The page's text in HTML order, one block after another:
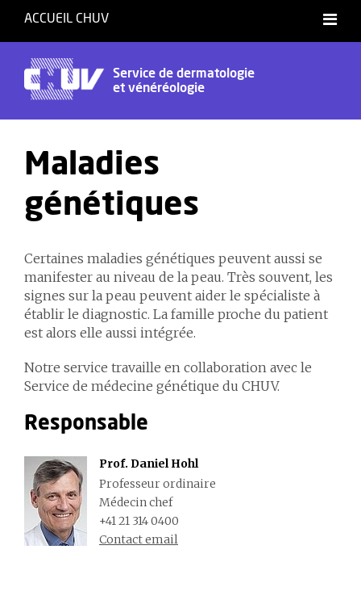
ACCUEIL CHUV
Service de dermatologie
et vénéréologie
Maladies
génétiques
Certaines maladies génétiques peuvent aussi se
manifester au niveau de la peau. Très souvent, les
signes sur la peau peuvent aider le spécialiste à
établir le diagnostic. La famille proche du patient
est alors elle aussi intégrée.
Notre service travaille en collaboration avec le
Service de médecine génétique du CHUV.
Responsable
Prof. Daniel Hohl
Professeur ordinaire
Médecin chef
+41 21 314 0400
Contact email